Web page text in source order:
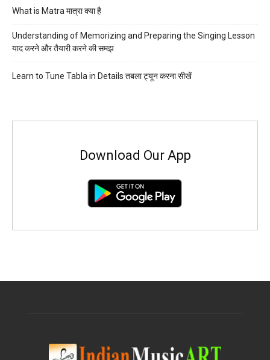
What is Matra मात्रा क्या है
Understanding of Memorizing and Preparing the Singing Lesson
याद करने और तैयारी करने की समझ
Learn to Tune Tabla in Details तबला ट्यून करना सीखें
Download Our App